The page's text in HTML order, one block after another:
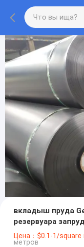
вкладыш пруда
резервуара
Geomembrane
Цена：$0.1-1/
метров